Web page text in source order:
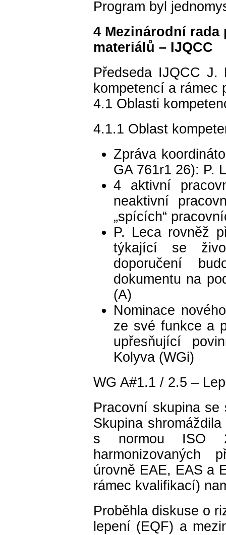
Program byl
4 Mezinárodní
materiálů – IJQCC
Předseda IJQCC J.
kompetencí a rámec
4.1 Oblasti
4.1.1 Oblast
Zpráva
GA 761r1 26): P.
4 aktivní
neaktivní
„spících“
P. Leca rovněž
týkající se
doporučení
dokumentu na
(A)
Nominace
ze své funkce a
upřesňující
Kolyva (WGi)
WG A#1.1 / 2.5 –
Pracovní skupina
Skupina
s normou ISO
harmonizovaných
úrovně EAE, EAS a
rámec kvalifikací)
Proběhla diskuse o
lepení (EQF) a